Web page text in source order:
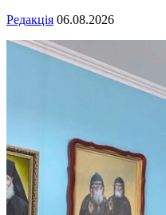
Редакція 06.08.2026